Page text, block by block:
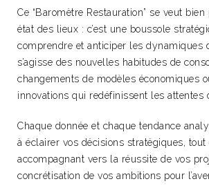
Ce “Baromètre Restauration” se veut
état des lieux : c’est une boussole
comprendre et anticiper les dynamiques
s’agisse des nouvelles habitudes de
changements de modèles économiques
innovations qui redéfinissent les attentes
Chaque donnée et chaque tendance
à éclairer vos décisions stratégiques, tout
accompagnant vers la réussite de vos
concrétisation de vos ambitions pour